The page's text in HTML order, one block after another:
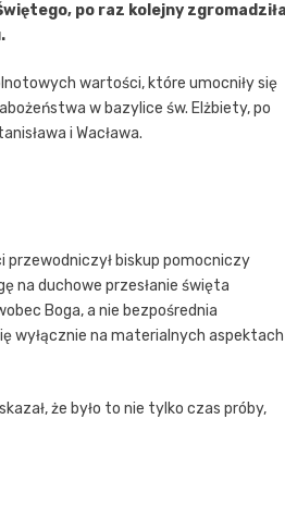
po raz kolejny zgromadziła
wartości, które umocniły się
w bazylice św. Elżbiety, po
i Wacława.
przewodniczył biskup pomocniczy
na duchowe przesłanie święta
Boga, a nie bezpośrednia
wyłącznie na materialnych aspektach
że było to nie tylko czas próby,